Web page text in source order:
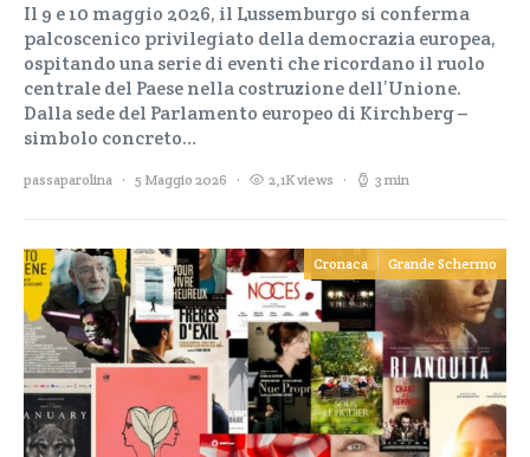
Il 9 e 10 maggio 2026, il Lussemburgo si conferma
palcoscenico privilegiato della democrazia europea,
ospitando una serie di eventi che ricordano il ruolo
centrale del Paese nella costruzione dell’Unione.
Dalla sede del Parlamento europeo di Kirchberg –
simbolo concreto…
passaparolina 5 Maggio 2026 2,1K views 3 min
Cronaca Grande Schermo